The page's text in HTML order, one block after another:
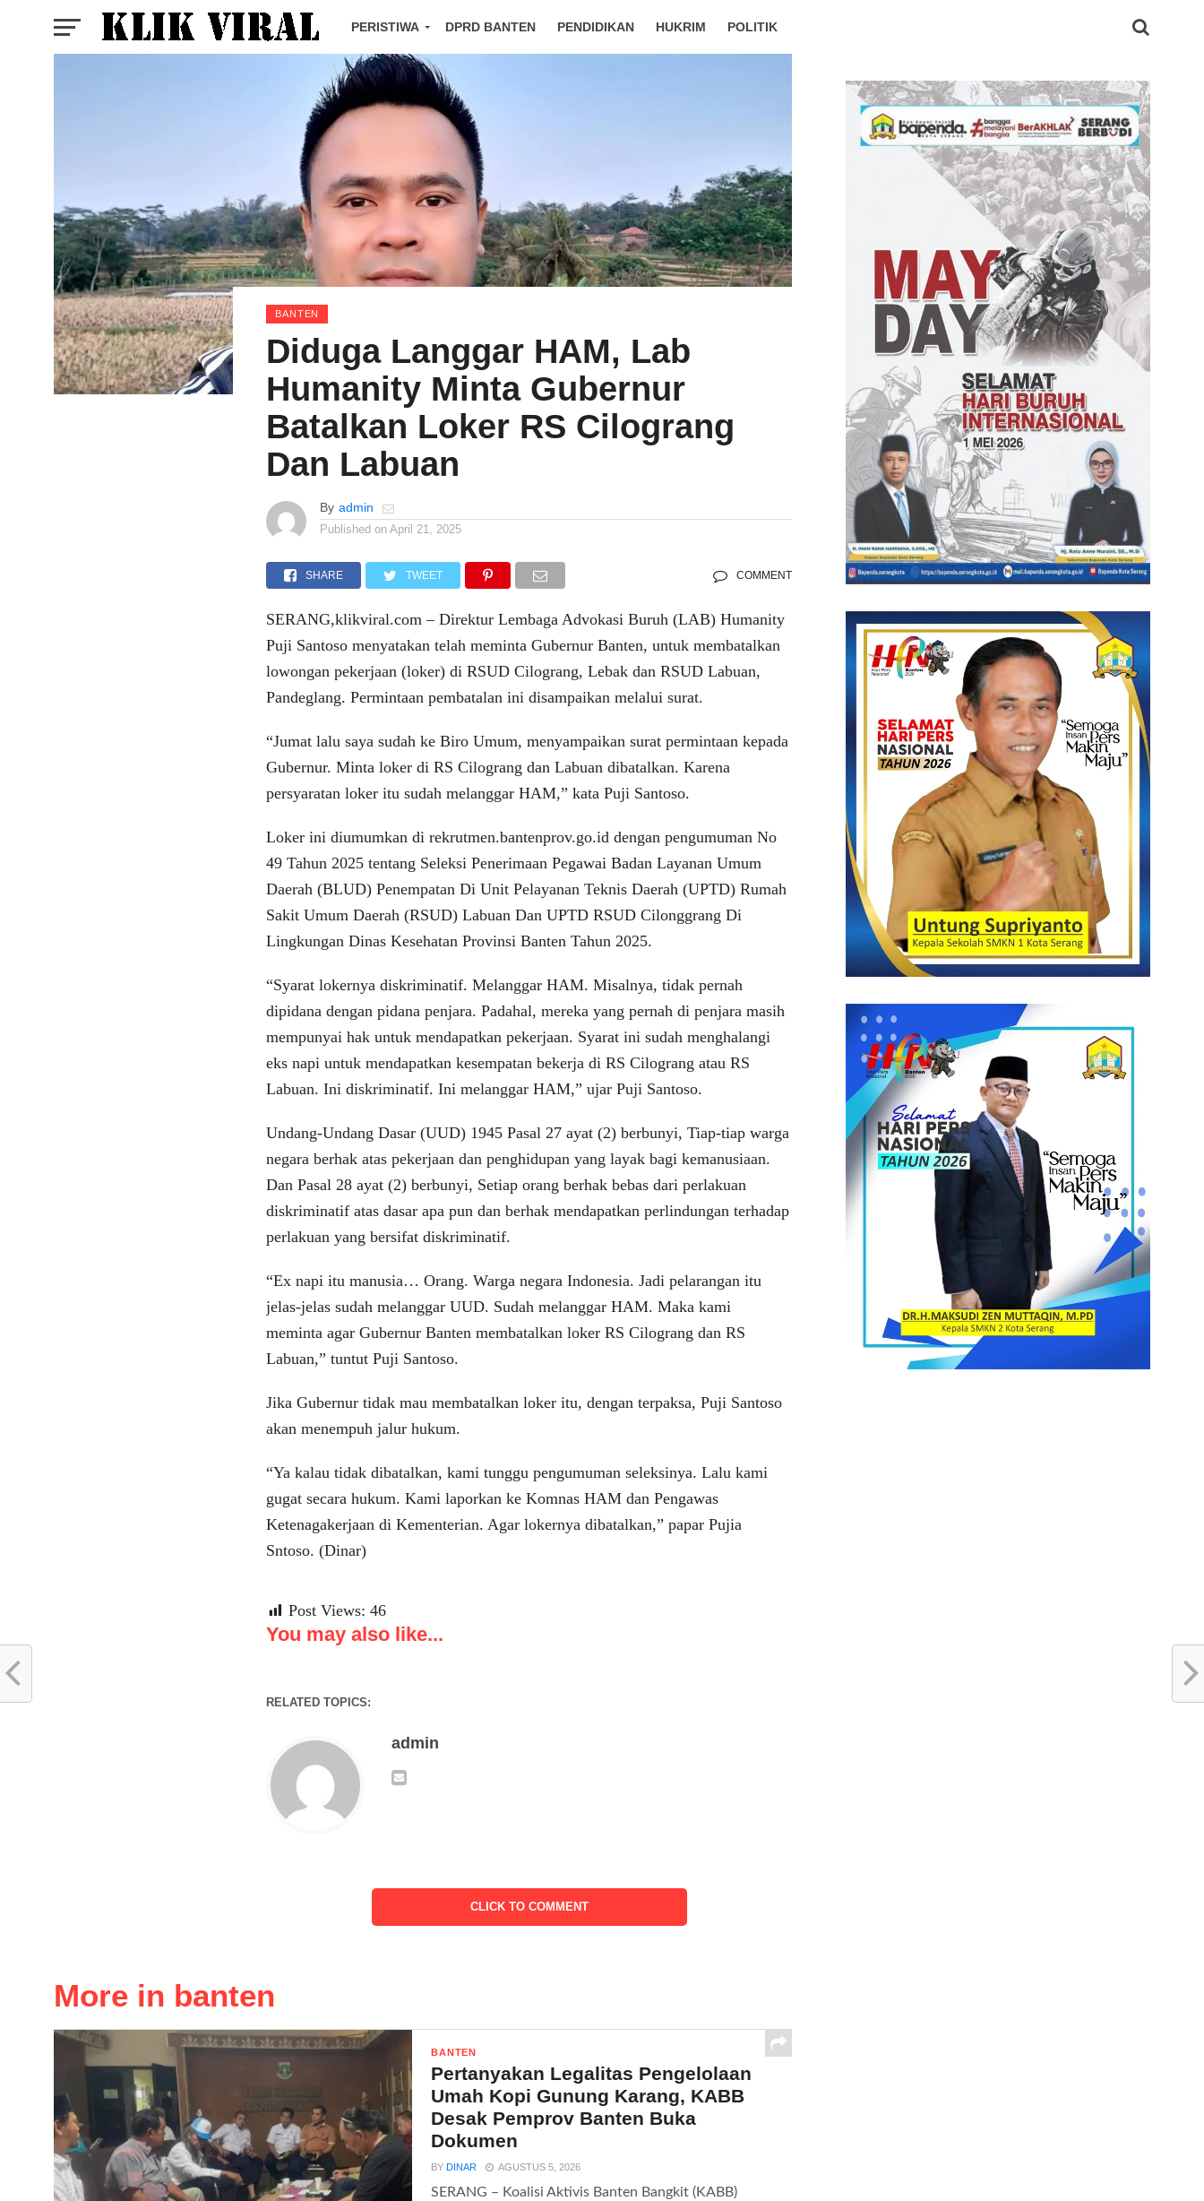
PERISTIWA DPRD BANTEN PENDIDIKAN HUKRIM POLITIK
BANTEN
Diduga Langgar HAM, Lab
Humanity Minta Gubernur
Batalkan Loker RS Cilograng
Dan Labuan
By admin
Published on April 21, 2025
SHARE TWEET COMMENT
SERANG,klikviral.com – Direktur Lembaga Advokasi Buruh (LAB) Humanity
Puji Santoso menyatakan telah meminta Gubernur Banten, untuk membatalkan
lowongan pekerjaan (loker) di RSUD Cilograng, Lebak dan RSUD Labuan,
Pandeglang. Permintaan pembatalan ini disampaikan melalui surat.
“Jumat lalu saya sudah ke Biro Umum, menyampaikan surat permintaan kepada
Gubernur. Minta loker di RS Cilograng dan Labuan dibatalkan. Karena
persyaratan loker itu sudah melanggar HAM,” kata Puji Santoso.
Loker ini diumumkan di rekrutmen.bantenprov.go.id dengan pengumuman No
49 Tahun 2025 tentang Seleksi Penerimaan Pegawai Badan Layanan Umum
Daerah (BLUD) Penempatan Di Unit Pelayanan Teknis Daerah (UPTD) Rumah
Sakit Umum Daerah (RSUD) Labuan Dan UPTD RSUD Cilonggrang Di
Lingkungan Dinas Kesehatan Provinsi Banten Tahun 2025.
“Syarat lokernya diskriminatif. Melanggar HAM. Misalnya, tidak pernah
dipidana dengan pidana penjara. Padahal, mereka yang pernah di penjara masih
mempunyai hak untuk mendapatkan pekerjaan. Syarat ini sudah menghalangi
eks napi untuk mendapatkan kesempatan bekerja di RS Cilograng atau RS
Labuan. Ini diskriminatif. Ini melanggar HAM,” ujar Puji Santoso.
Undang-Undang Dasar (UUD) 1945 Pasal 27 ayat (2) berbunyi, Tiap-tiap warga
negara berhak atas pekerjaan dan penghidupan yang layak bagi kemanusiaan.
Dan Pasal 28 ayat (2) berbunyi, Setiap orang berhak bebas dari perlakuan
diskriminatif atas dasar apa pun dan berhak mendapatkan perlindungan terhadap
perlakuan yang bersifat diskriminatif.
“Ex napi itu manusia… Orang. Warga negara Indonesia. Jadi pelarangan itu
jelas-jelas sudah melanggar UUD. Sudah melanggar HAM. Maka kami
meminta agar Gubernur Banten membatalkan loker RS Cilograng dan RS
Labuan,” tuntut Puji Santoso.
Jika Gubernur tidak mau membatalkan loker itu, dengan terpaksa, Puji Santoso
akan menempuh jalur hukum.
“Ya kalau tidak dibatalkan, kami tunggu pengumuman seleksinya. Lalu kami
gugat secara hukum. Kami laporkan ke Komnas HAM dan Pengawas
Ketenagakerjaan di Kementerian. Agar lokernya dibatalkan,” papar Pujia
Sntoso. (Dinar)
Post Views: 46
You may also like...
RELATED TOPICS:
admin
CLICK TO COMMENT
More in banten
BANTEN
Pertanyakan Legalitas Pengelolaan
Umah Kopi Gunung Karang, KABB
Desak Pemprov Banten Buka
Dokumen
BYDINAR AGUSTUS 5, 2026
SERANG – Koalisi Aktivis Banten Bangkit (KABB)